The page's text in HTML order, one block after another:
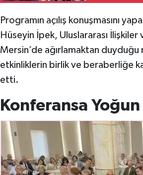
Programın açılış konuşmasını
Hüseyin İpek, Uluslararası
Mersin’de ağırlamaktan
etkinliklerin birlik ve beraberliğe
etti.
Konferansa Yoğun